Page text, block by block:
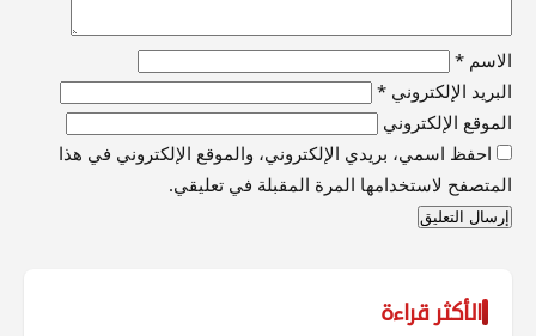
الاسم *
البريد الإلكتروني *
الموقع الإلكتروني
احفظ اسمي، بريدي الإلكتروني، والموقع الإلكتروني في هذا
المتصفح لاستخدامها المرة المقبلة في تعليقي.
الأكثر قراءة